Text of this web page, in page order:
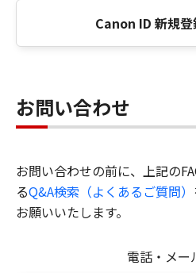
Canon ID 新規
お問い合わせ
お問い合わせの前に、上記の
るQ&A検索（よくあるご質問）
お願いいたします。
電話・メー